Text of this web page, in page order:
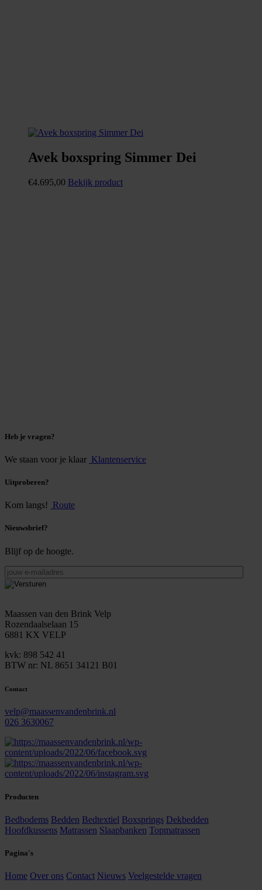
Avek boxspring Simmer Dei
€4.695,00 Bekijk product
Heb je vragen?
We staan voor je klaar Klantenservice
Uitproberen?
Kom langs! Route
Nieuwsbrief?
Blijf op de hoogte.
jouw
e-
mailadres
Maassen van den Brink Velp
Rozendaalselaan 15
6881 KX VELP
kvk: 898 542 41
BTW nr: NL 8651 34121 B01
Contact
velp@maassenvandenbrink.nl
026 3630067
Producten
Bedbodems Bedden Bedtextiel Boxsprings Dekbedden
Hoofdkussens Matrassen Slaapbanken Topmatrassen
Pagina's
Home Over ons Contact Nieuws Veelgestelde vragen